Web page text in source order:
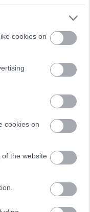
cookies on
cookies on
the website